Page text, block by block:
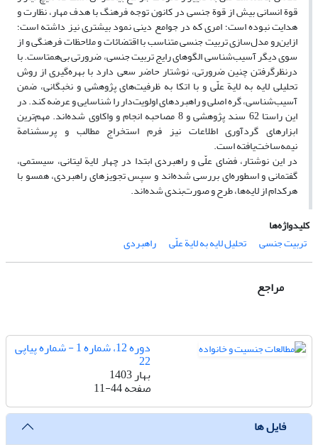
قوة‌ انسانی بیش از قوة جنسی در کانون توجه فرهنگ با هدف مهار، نظارت و
هدایت نبوده است؛ امری که در جوامع دینی نمود بیشتری نیز داشته است؛
ازاین‌رو مدل‌سازی تربیت جنسی متناسب با اقتضائات و ملاحظات فرهنگی و از
سوی دیگر آسیب‌شناسی الگوهای رایج تربیت جنسی، ضرورتی بی‌همتاست. با
درنظرگرفتن چنین ضرورتی، نوشتار حاضر سعی دارد با بهره‌گیری از روش
تحلیلی لایه به لایة علّی و با اتکا به ظرفیت‌های پژوهشی و نخبگانی، ضمن
آسیب‌شناسی، گره اصلی و راهبردهای اولویت‌دار را شناسایی و عرضه کند. در
این راستا 62 سند پژوهشی و 8 مصاحبه انجام و واکاوی شده‌اند. مهم‌ترین
ابزارهای گرد‌آوری اطلاعات نیز فرم استخراج مطالب و پرسشنامة
نیمه‌ساخت‌یافته است.
در این نوشتار، فضای علّی و راهبردی ابتدا در چهار لایة لیتانی، سیستمی،
گفتمانی و اسطوره‌ای بررسی شده‌اند و سپس تجویزهای راهبردی، همسو با
هرکدام از لایه‌ها، طرح و صورت‌بندی شده‌اند.
کلیدواژه‌ها
تربیت جنسی
تحلیل لایه به لایة علّی راهبردی
مراجع
دوره 12، شماره 1 - شماره پیاپی
22
بهار 1403
صفحه11-44
فایل ها